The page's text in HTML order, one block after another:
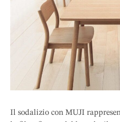
Il sodalizio con MUJI